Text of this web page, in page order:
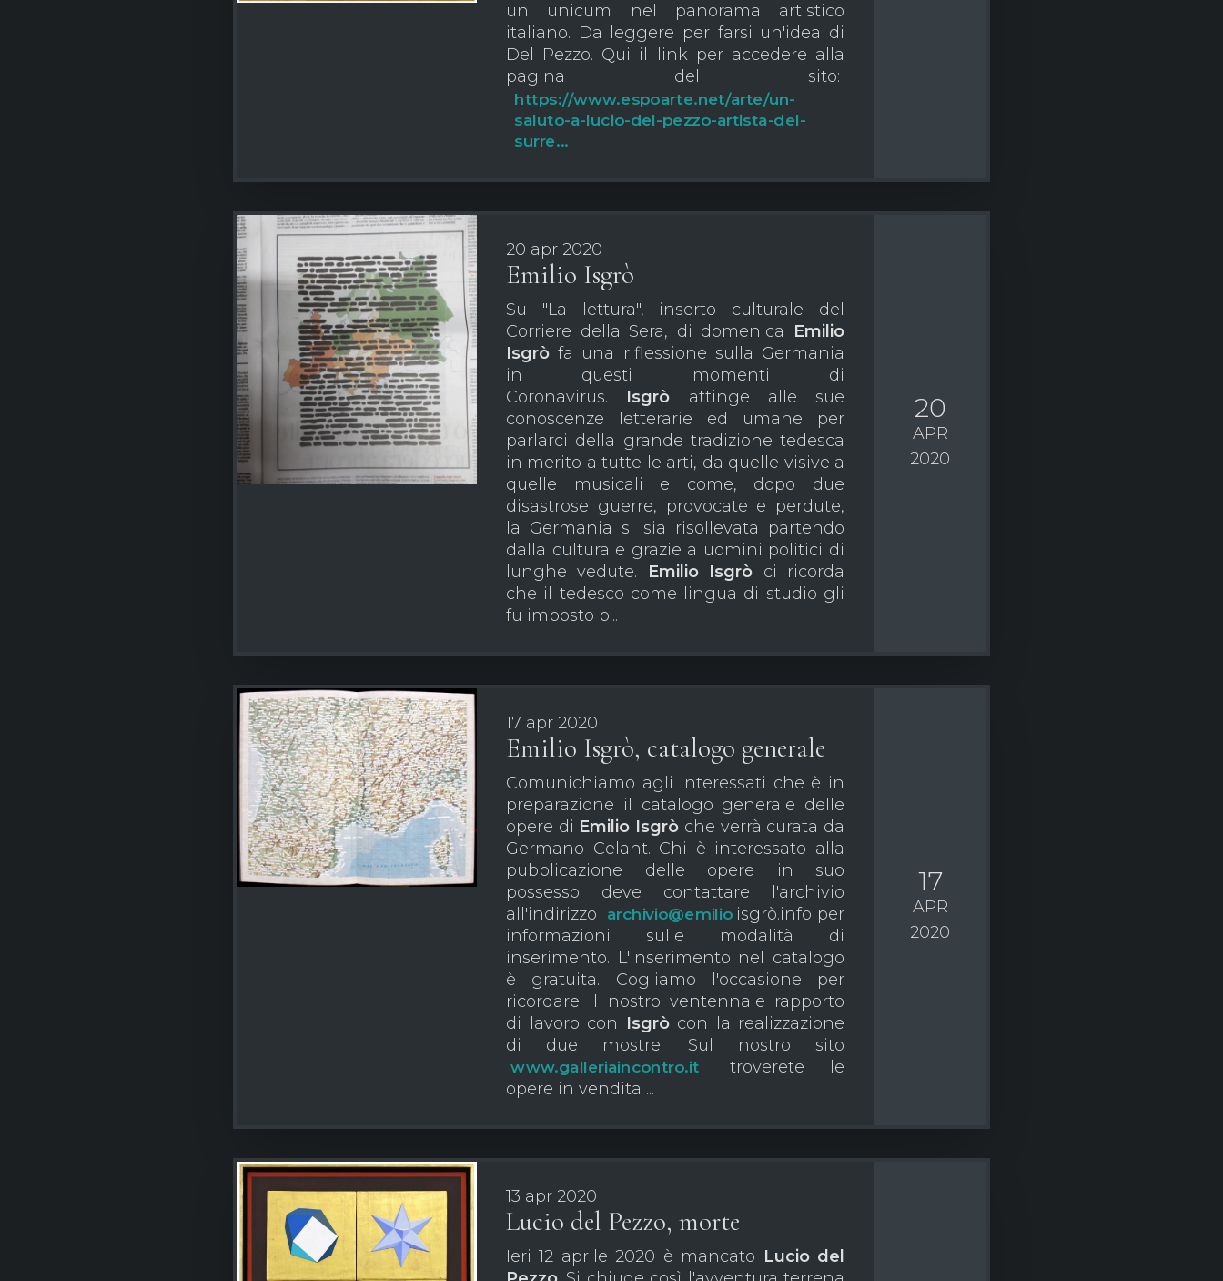
un unicum nel panorama artistico
italiano. Da leggere per farsi un'idea di
Del Pezzo. Qui il link per accedere alla
pagina del sito:
https://www.espoarte.net/arte/un-
saluto-a-lucio-del-pezzo-artista-del-
surre...
20 apr 2020
Emilio Isgrò
Su "La lettura", inserto culturale del
Corriere della Sera, di domenica Emilio
Isgròfa una riflessione sulla Germania
in questi momenti di
Coronavirus. Isgrò attinge alle sue
conoscenze letterarie ed umane per
parlarci della grande tradizione tedesca
in merito a tutte le arti, da quelle visive a
quelle musicali e come, dopo due
disastrose guerre, provocate e perdute,
la Germania si sia risollevata partendo
dalla cultura e grazie a uomini politici di
lunghe vedute. Emilio Isgrò ci ricorda
che il tedesco come lingua di studio gli
fu imposto p...
20
APR
2020
17 apr 2020
Emilio Isgrò, catalogo generale
Comunichiamo agli interessati che è in
preparazione il catalogo generale delle
opere di Emilio Isgrò che verrà curata da
Germano Celant. Chi è interessato alla
pubblicazione delle opere in suo
possesso deve contattare l'archivio
all'indirizzo
archivio@emilio isgrò.info per
informazioni sulle modalità di
inserimento. L'inserimento nel catalogo
è gratuita. Cogliamo l'occasione per
ricordare il nostro ventennale rapporto
di lavoro con Isgrò con la realizzazione
di due mostre. Sul nostro sito
www.galleriaincontro.it
troverete le
opere in vendita ...
17
APR
2020
13 apr 2020
Lucio del Pezzo, morte
Ieri 12 aprile 2020 è mancato Lucio del